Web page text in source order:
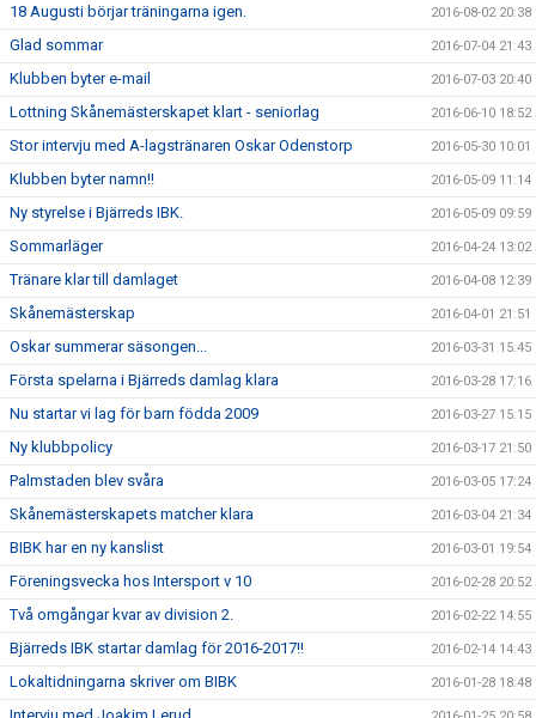
18 Augusti börjar träningarna igen. 2016-08-02 20:38
Glad sommar 2016-07-04 21:43
Klubben byter e-mail 2016-07-03 20:40
Lottning Skånemästerskapet klart - seniorlag 2016-06-10 18:52
Stor intervju med A-lagstränaren Oskar Odenstorp 2016-05-30 10:01
Klubben byter namn!! 2016-05-09 11:14
Ny styrelse i Bjärreds IBK. 2016-05-09 09:59
Sommarläger 2016-04-24 13:02
Tränare klar till damlaget 2016-04-08 12:39
Skånemästerskap 2016-04-01 21:51
Oskar summerar säsongen... 2016-03-31 15:45
Första spelarna i Bjärreds damlag klara 2016-03-28 17:16
Nu startar vi lag för barn födda 2009 2016-03-27 15:15
Ny klubbpolicy 2016-03-17 21:50
Palmstaden blev svåra 2016-03-05 17:24
Skånemästerskapets matcher klara 2016-03-04 21:34
BIBK har en ny kanslist 2016-03-01 19:54
Föreningsvecka hos Intersport v 10 2016-02-28 20:52
Två omgångar kvar av division 2. 2016-02-22 14:55
Bjärreds IBK startar damlag för 2016-2017!! 2016-02-14 14:43
Lokaltidningarna skriver om BIBK 2016-01-28 18:48